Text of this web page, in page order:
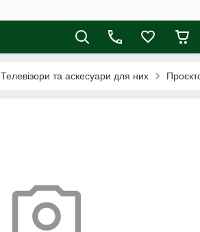
Телевізори та аскесуари для них